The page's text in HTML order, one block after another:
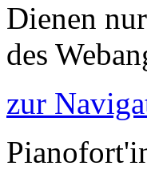
Dienen
des
zur